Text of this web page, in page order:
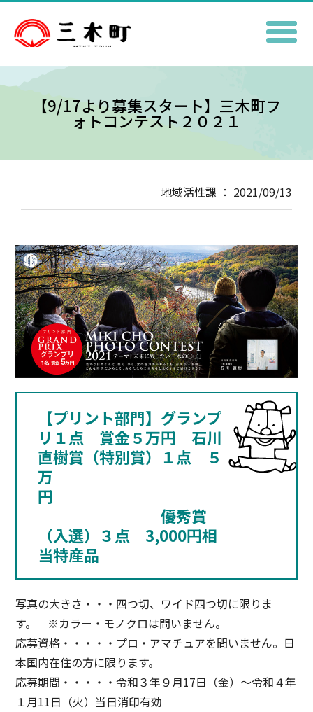
【9/17より募集スタート】三木町フ
ォトコンテスト２０２１
地域活性課 ： 2021/09/13
【プリント部門】グランプ
リ１点 賞金５万円 石川
直樹賞（特別賞）１点 ５
万
円
優秀賞（入選））優秀賞
（入選）３点 3,000円相
当特産品
写真の大きさ・・・四つ切、ワイド四つ切に限りま
す。 ※カラー・モノクロは問いません。
応募資格・・・・・プロ・アマチュアを問いません。日
本国内在住の方に限ります。
応募期間・・・・・令和３年９月17日（金）～令和４年
１月11日（火）当日消印有効